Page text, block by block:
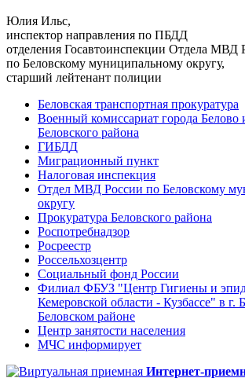
Юлия Ильс,
инспектор направления по ПБДД
отделения Госавтоинспекции Отдела МВД
по Беловскому муниципальному округу,
старший лейтенант полиции
Беловская транспортная прокуратура
Военный комиссариат города Белово
Беловского района
ГИБДД
Миграционный пункт
Налоговая инспекция
Отдел МВД России по Беловскому
округу
Прокуратура Беловского района
Роспотребнадзор
Росреестр
Россельхозцентр
Социальный фонд России
Филиал ФБУЗ "Центр Гигиены и
Кемеровской области - Кузбассе" в г.
Беловском районе
Центр занятости населения
МЧС информирует
Интернет-